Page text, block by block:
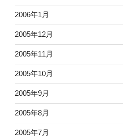
2006年1月
2005年12月
2005年11月
2005年10月
2005年9月
2005年8月
2005年7月